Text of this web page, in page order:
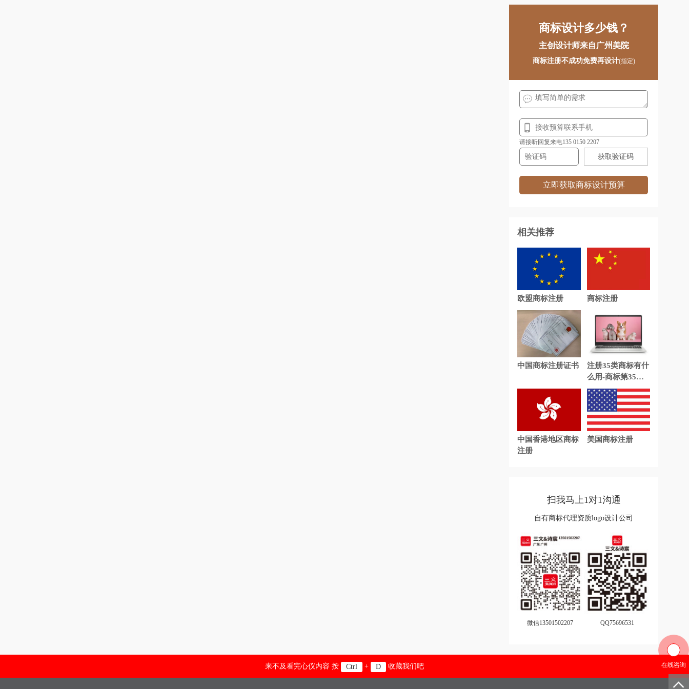
商标设计多少钱？
主创设计师来自广州美院
商标注册不成功免费再设计(指定)
请接听回复来电135 0150 2207
获取验证码
立即获取商标设计预算
相关推荐
欧盟商标注册 商标注册
中国商标注册证书
注册35类商标有什
么用-商标第35类
包括什么?
中国香港地区商标
注册
美国商标注册
扫我马上1对1沟通
自有商标代理资质logo设计公司
微信13501502207 QQ75696531
来不及看完心仪内容 按 Ctrl + D 收藏我们吧 在线咨询